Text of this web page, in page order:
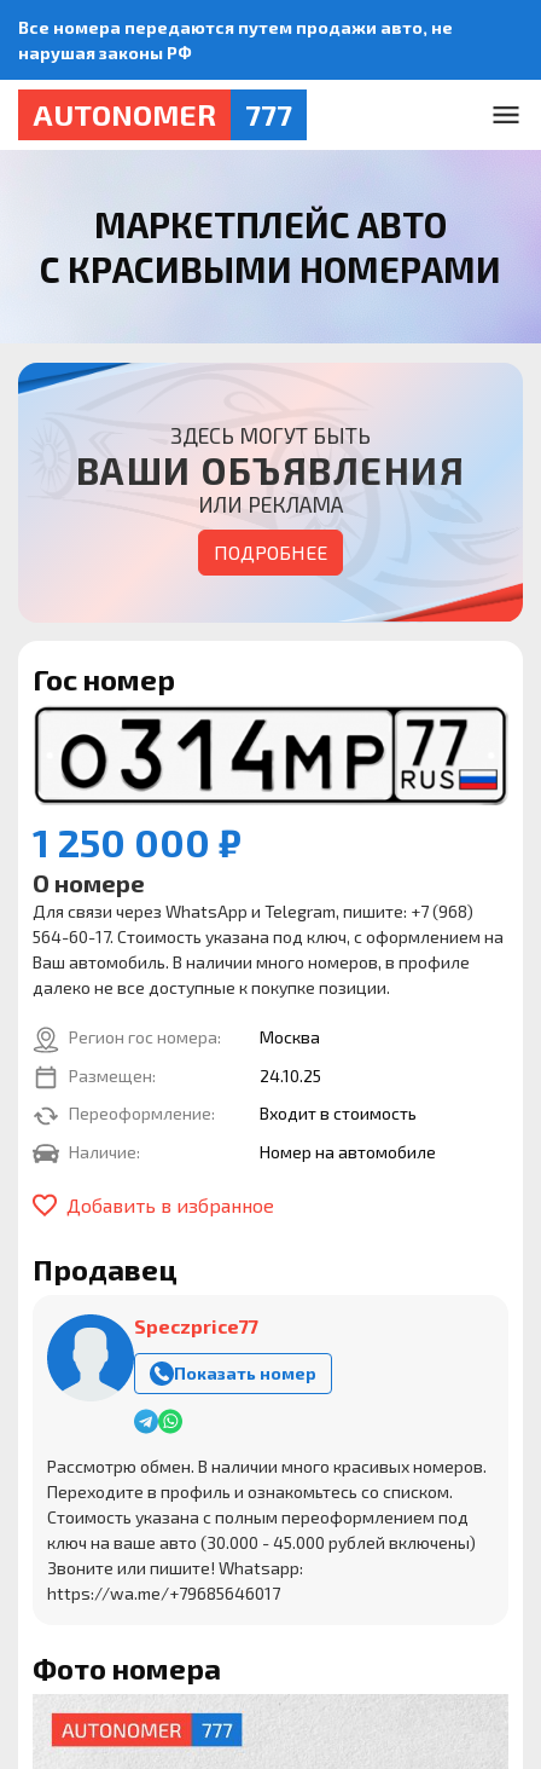
Все номера передаются путем продажи авто, не
нарушая законы РФ
AUTONOMER 777
МАРКЕТПЛЕЙС АВТО
С КРАСИВЫМИ НОМЕРАМИ
ЗДЕСЬ МОГУТ БЫТЬ
ВАШИ ОБЪЯВЛЕНИЯ
ИЛИ РЕКЛАМА
ПОДРОБНЕЕ
Гос номер
1 250 000 ₽
О номере
Для связи через WhatsApp и Telegram, пишите: +7 (968)
564-60-17. Стоимость указана под ключ, с оформлением на
Ваш автомобиль. В наличии много номеров, в профиле
далеко не все доступные к покупке позиции.
Регион гос номера:
Москва
Размещен:
24.10.25
Переоформление:
Входит в стоимость
Наличие:
Номер на автомобиле
Добавить в избранное
Продавец
Speczprice77
Показать номер
Рассмотрю обмен. В наличии много красивых номеров.
Переходите в профиль и ознакомьтесь со списком.
Стоимость указана с полным переоформлением под
ключ на ваше авто (30.000 - 45.000 рублей включены)
Звоните или пишите! Whatsapp:
https://wa.me/+79685646017
Фото номера